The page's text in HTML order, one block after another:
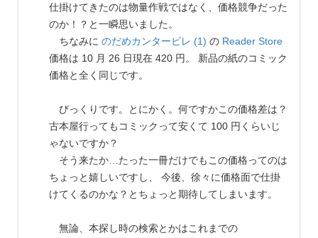
仕掛けてきたのは物量作戦ではなく、価格競争だった
のか！？と一瞬思いました。
ちなみに のだめカンタービレ (1) の Reader Store
価格は 10 月 26 日現在 420 円。 新品の紙のコミック
価格と全く同じです。
びっくりです。とにかく。何ですかこの価格差は？
古本屋行ってもコミックって安くて 100 円くらいじ
ゃないですか？
そう来たか…たった一冊だけでもこの価格ってのは
ちょっと嬉しいですし、 今後、徐々に価格面で仕掛
けてくるのかな？とちょっと期待してしまいます。
無論、本探し時の検索とかはこれまでの